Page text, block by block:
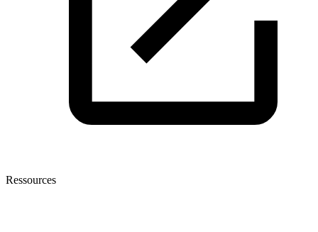
Ressources